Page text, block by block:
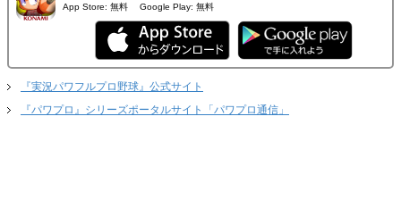
App Store: 無料 Google Play: 無料
『実況パワフルプロ野球』公式サイト
『パワプロ』シリーズポータルサイト「パワプロ通信」